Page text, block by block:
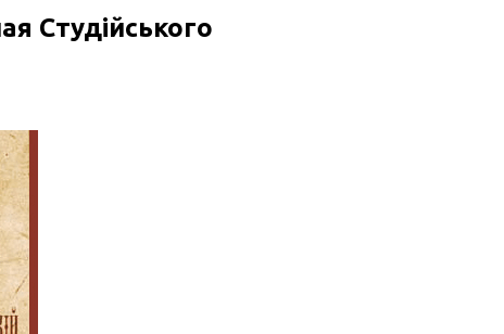
Студійського